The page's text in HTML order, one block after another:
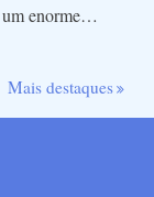
um enorme…
Mais destaques